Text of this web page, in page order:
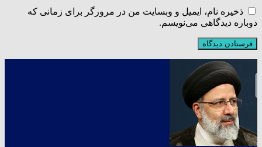
ذخیره نام، ایمیل و وبسایت من در مرورگر برای زمانی که
دوباره دیدگاهی می‌نویسم.